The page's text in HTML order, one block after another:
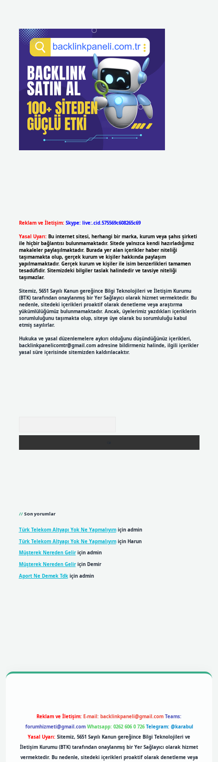
Reklam ve İletişim: Skype: live:.cid.575569c608265c69
Yasal Uyarı: Bu internet sitesi, herhangi bir marka, kurum veya şahıs şirketi
ile hiçbir bağlantısı bulunmamaktadır. Sitede yalnızca kendi hazırladığımız
makaleler paylaşılmaktadır. Burada yer alan içerikler haber niteliği
taşımamakta olup, gerçek kurum ve kişiler hakkında paylaşım
yapılmamaktadır. Gerçek kurum ve kişiler ile isim benzerlikleri tamamen
tesadüfidir. Sitemizdeki bilgiler taslak halindedir ve tavsiye niteliği
taşımazlar.
Sitemiz, 5651 Sayılı Kanun gereğince Bilgi Teknolojileri ve İletişim Kurumu
(BTK) tarafından onaylanmış bir Yer Sağlayıcı olarak hizmet vermektedir. Bu
nedenle, sitedeki içerikleri proaktif olarak denetleme veya araştırma
yükümlülüğümüz bulunmamaktadır. Ancak, üyelerimiz yazdıkları içeriklerin
sorumluluğunu taşımakta olup, siteye üye olarak bu sorumluluğu kabul
etmiş sayılırlar.
Hukuka ve yasal düzenlemelere aykırı olduğunu düşündüğünüz içerikleri,
backlinkpanelicomtr@gmail.comadresine bildirmeniz halinde, ilgili içerikler
yasal süre içerisinde sitemizden kaldırılacaktır.
Son yorumlar
Türk Telekom Altyapı Yok Ne Yapmalıyımiçin admin
Türk Telekom Altyapı Yok Ne Yapmalıyımiçin Harun
Müşterek Nereden Geliriçin admin
Müşterek Nereden Geliriçin Demir
Aport Ne Demek Tdkiçin admin
Reklam ve İletişim: E-mail: backlinkpaneli@gmail.com Teams:
forumhizmeti@gmail.com Whatsapp: 0262 606 0 726 Telegram: @karabul
Yasal Uyarı: Sitemiz, 5651 Sayılı Kanun gereğince Bilgi Teknolojileri ve
İletişim Kurumu (BTK) tarafından onaylanmış bir Yer Sağlayıcı olarak hizmet
vermektedir. Bu nedenle, sitedeki içerikleri proaktif olarak denetleme veya